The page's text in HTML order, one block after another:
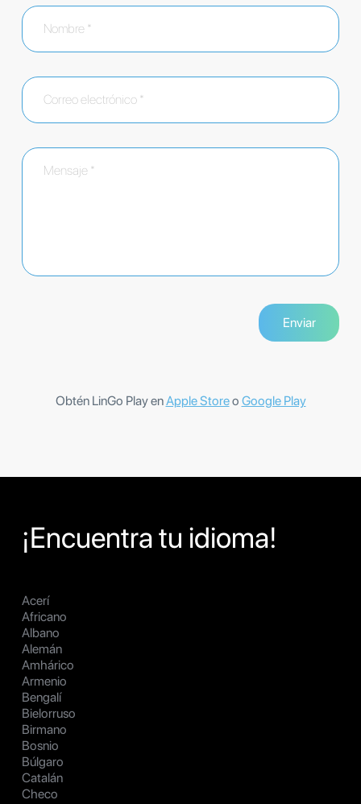
Obtén LinGo Play enApple Storeo Google Play
¡Encuentra tu idioma!
Acerí
Africano
Albano
Alemán
Amhárico
Armenio
Bengalí
Bielorruso
Birmano
Bosnio
Búlgaro
Catalán
Checo